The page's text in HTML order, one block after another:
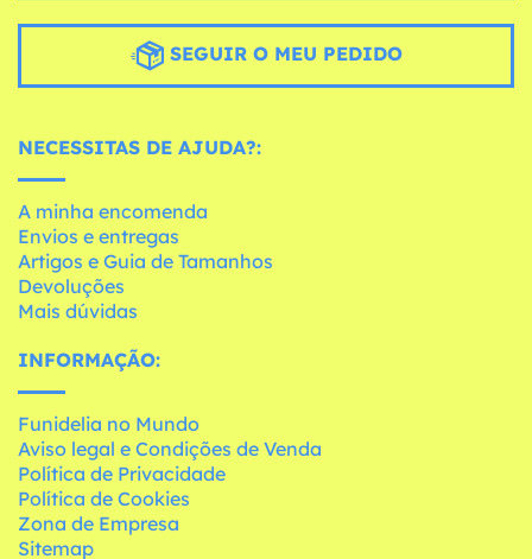
SEGUIR O MEU PEDIDO
NECESSITAS DE AJUDA?:
A minha encomenda
Envios e entregas
Artigos e Guia de Tamanhos
Devoluções
Mais dúvidas
INFORMAÇÃO:
Funidelia no Mundo
Aviso legal e Condições de Venda
Política de Privacidade
Política de Cookies
Zona de Empresa
Sitemap